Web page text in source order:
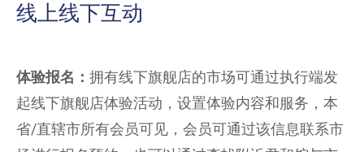
线上线下互动
体验报名： 拥有线下旗舰店的市场可通过执行端发
起线下旗舰店体验活动，设置体验内容和服务，本
省/直辖市所有会员可见，会员可通过该信息联系市